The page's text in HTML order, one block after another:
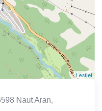
Leaflet
Naut Aran,